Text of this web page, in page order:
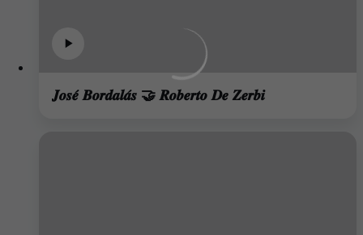
𝑱𝒐𝒔𝒆́ 𝑩𝒐𝒓𝒅𝒂𝒍𝒂́𝒔 🤝 𝑹𝒐𝒃𝒆𝒓𝒕𝒐 𝑫𝒆 𝒁𝒆𝒓𝒃𝒊